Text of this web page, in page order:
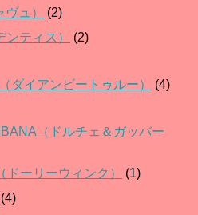
ュ）
(2)
ティス）
(2)
ダイアンビートゥルー）
(4)
（ドルチェ＆ガッバー
ドーリーウィンク）
(1)
(4)